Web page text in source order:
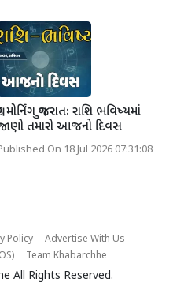
મોર્નિંગ ગુજરાતઃ રાશિ ભવિષ્યમાં
તમારો આજનો દિવસ
On 18 Jul 2026 07:31:08
Policy
Advertise With Us
Team Khabarchhe
All Rights Reserved.